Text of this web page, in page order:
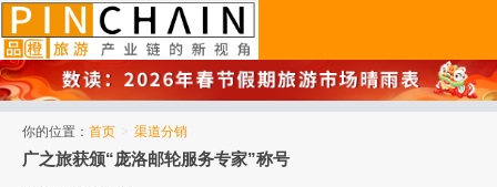
你的位置： 首页 > 渠道分销
广之旅获颁“庞洛邮轮服务专家”称号